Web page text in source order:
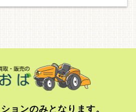
ョンのみとなります。